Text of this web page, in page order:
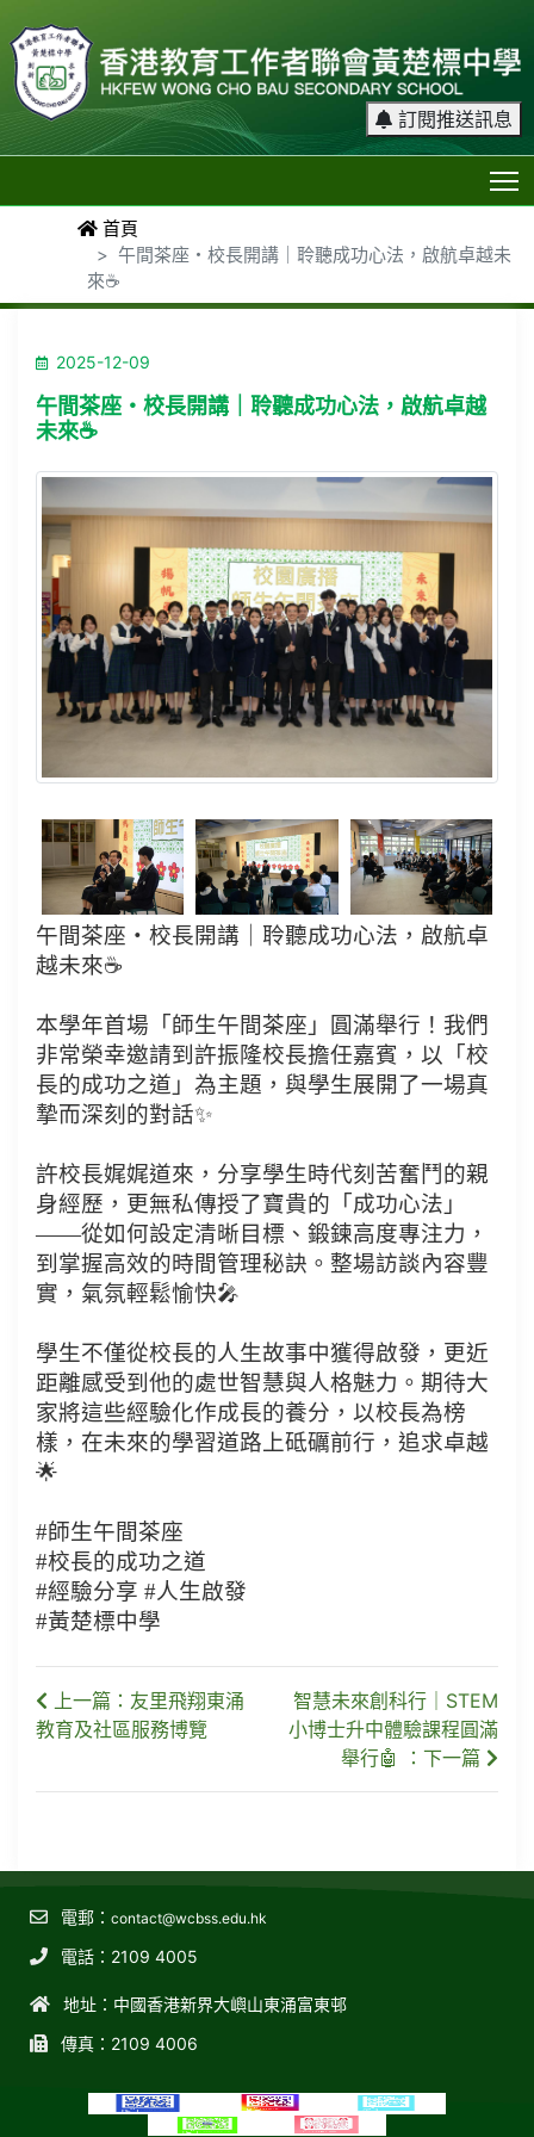
訂閱推送訊息
首頁
午間茶座・校長開講｜聆聽成功心法，啟航卓越未
來☕
2025-12-09
午間茶座・校長開講｜聆聽成功心法，啟航卓越
未來☕
午間茶座・校長開講｜聆聽成功心法，啟航卓
越未來☕
本學年首場「師生午間茶座」圓滿舉行！我們
非常榮幸邀請到許振隆校長擔任嘉賓，以「校
長的成功之道」為主題，與學生展開了一場真
摯而深刻的對話✨
許校長娓娓道來，分享學生時代刻苦奮鬥的親
身經歷，更無私傳授了寶貴的「成功心法」
——從如何設定清晰目標、鍛鍊高度專注力，
到掌握高效的時間管理秘訣。整場訪談內容豐
實，氣氛輕鬆愉快🎤
學生不僅從校長的人生故事中獲得啟發，更近
距離感受到他的處世智慧與人格魅力。期待大
家將這些經驗化作成長的養分，以校長為榜
樣，在未來的學習道路上砥礪前行，追求卓越
🌟
#師生午間茶座
#校長的成功之道
#經驗分享 #人生啟發
#黃楚標中學
上一篇：友里飛翔東涌
教育及社區服務博覽
智慧未來創科行｜STEM
小博士升中體驗課程圓滿
舉行🤖 ：下一篇
電郵： contact@wcbss.edu.hk
電話：2109 4005
地址：中國香港新界大嶼山東涌富東邨
傳真：2109 4006